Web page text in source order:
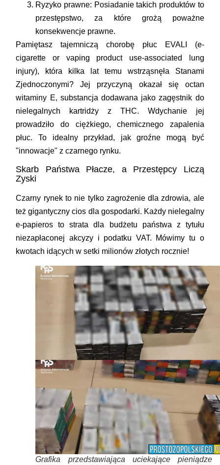
Ryzyko prawne: Posiadanie takich produktów to
przestępstwo, za które grożą poważne
konsekwencje prawne.
Pamiętasz tajemniczą chorobę płuc EVALI (e-
cigarette or vaping product use-associated lung
injury), która kilka lat temu wstrząsnęła Stanami
Zjednoczonymi? Jej przyczyną okazał się octan
witaminy E, substancja dodawana jako zagęstnik do
nielegalnych kartridży z THC. Wdychanie jej
prowadziło do ciężkiego, chemicznego zapalenia
płuc. To idealny przykład, jak groźne mogą być
"innowacje" z czarnego rynku.
Skarb Państwa Płacze, a Przestępcy Liczą
Zyski
Czarny rynek to nie tylko zagrożenie dla zdrowia, ale
też gigantyczny cios dla gospodarki. Każdy nielegalny
e-papieros to strata dla budżetu państwa z tytułu
niezapłaconej akcyzy i podatku VAT. Mówimy tu o
kwotach idących w setki milionów złotych rocznie!
Grafika przedstawiająca uciekające pieniądze